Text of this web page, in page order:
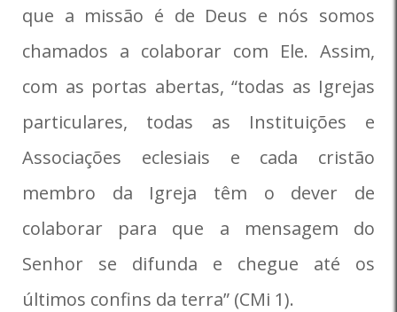
que a missão é de Deus e nós somos
chamados a colaborar com Ele. Assim,
com as portas abertas, “todas as Igrejas
particulares, todas as Instituições e
Associações eclesiais e cada cristão
membro da Igreja têm o dever de
colaborar para que a mensagem do
Senhor se difunda e chegue até os
últimos confins da terra” (CMi 1).